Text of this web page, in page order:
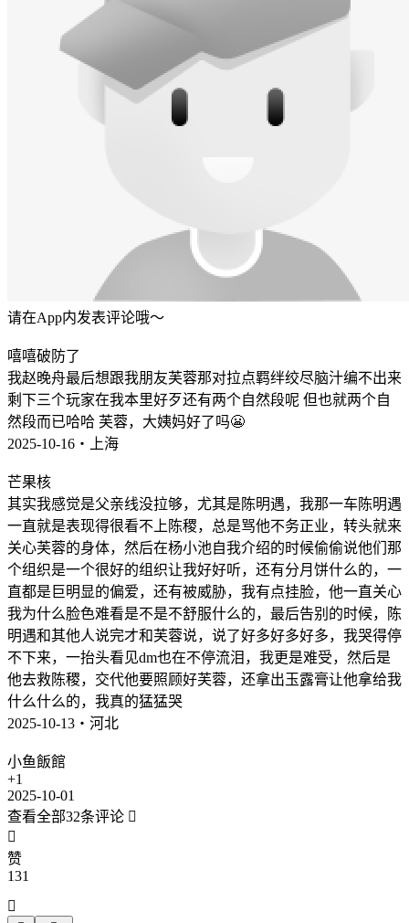
请在App内发表评论哦～
嘻嘻破防了
我赵晚舟最后想跟我朋友芙蓉那对拉点羁绊绞尽脑汁编不出来
剩下三个玩家在我本里好歹还有两个自然段呢 但也就两个自
然段而已哈哈 芙蓉，大姨妈好了吗😬
2025-10-16・上海
芒果核
其实我感觉是父亲线没拉够，尤其是陈明遇，我那一车陈明遇
一直就是表现得很看不上陈稷，总是骂他不务正业，转头就来
关心芙蓉的身体，然后在杨小池自我介绍的时候偷偷说他们那
个组织是一个很好的组织让我好好听，还有分月饼什么的，一
直都是巨明显的偏爱，还有被威胁，我有点挂脸，他一直关心
我为什么脸色难看是不是不舒服什么的，最后告别的时候，陈
明遇和其他人说完才和芙蓉说，说了好多好多好多，我哭得停
不下来，一抬头看见dm也在不停流泪，我更是难受，然后是
他去救陈稷，交代他要照顾好芙蓉，还拿出玉露膏让他拿给我
什么什么的，我真的猛猛哭
2025-10-13・河北
小鱼飯館
+1
2025-10-01
查看全部32条评论 

赞
131
